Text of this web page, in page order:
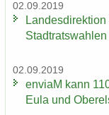
02.09.2019
02.09.2019
en­viaM kann
Eula und